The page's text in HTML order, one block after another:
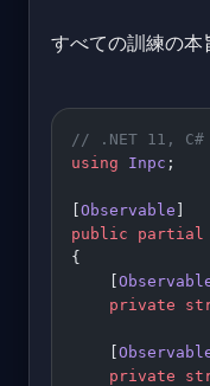
すべての訓練の本
// .NET 11, C#
using Inpc ;
[Observable ]
public partial
{
    [
    private
    [
    private